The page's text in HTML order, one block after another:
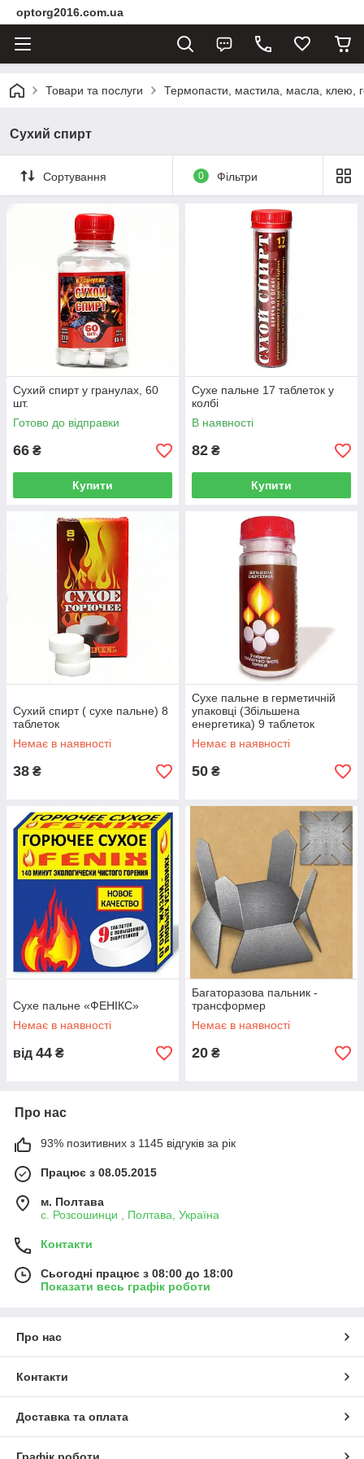
optorg2016.com.ua
Товари та послуги Термопасти, мастила, масла, клею,
Сухий спирт
Сортування 0 Фільтри
Сухий спирт у гранулах, 60
шт.
Готово до відправки
66 ₴
Купити
Сухе пальне 17 таблеток у
колбі
В наявності
82 ₴
Купити
Сухий спирт ( сухе пальне) 8
таблеток
Немає в наявності
38 ₴
Сухе пальне в герметичній
упаковці (Збільшена
енергетика) 9 таблеток
Немає в наявності
50 ₴
Сухе пальне «ФЕНІКС»
Немає в наявності
від 44 ₴
Багаторазова пальник -
трансформер
Немає в наявності
20 ₴
Про нас
93% позитивних з 1145 відгуків за рік
Працює з 08.05.2015
м. Полтава
с. Розсошинци , Полтава, Україна
Контакти
Сьогодні працює з 08:00 до 18:00
Показати весь графік роботи
Про нас
Контакти
Доставка та оплата